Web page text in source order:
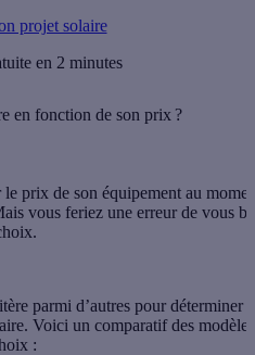
projet solaire
en 2 minutes
en fonction de son prix ?
prix de son équipement au
vous feriez une erreur de vous
parmi d’autres pour déterminer
Voici un comparatif des
: